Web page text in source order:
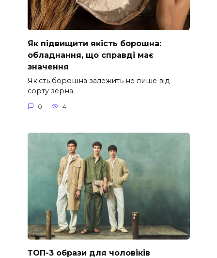
Як підвищити якість борошна:
обладнання, що справді має
значення
Якість борошна залежить не лише від
сорту зерна.
0 4
ТОП-3 образи для чоловіків